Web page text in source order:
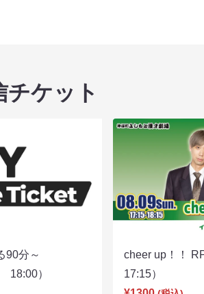
チケット
90分～
18:00）
cheer up！！
17:15）